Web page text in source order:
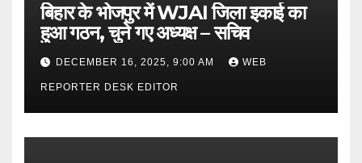
बिहार के भोजपुर में WJAI जिला इकाई का
हुआ गठन, चुने गए अध्यक्ष – सचिव
DECEMBER 16, 2025, 9:00 AM WEB
REPORTER DESK EDITOR